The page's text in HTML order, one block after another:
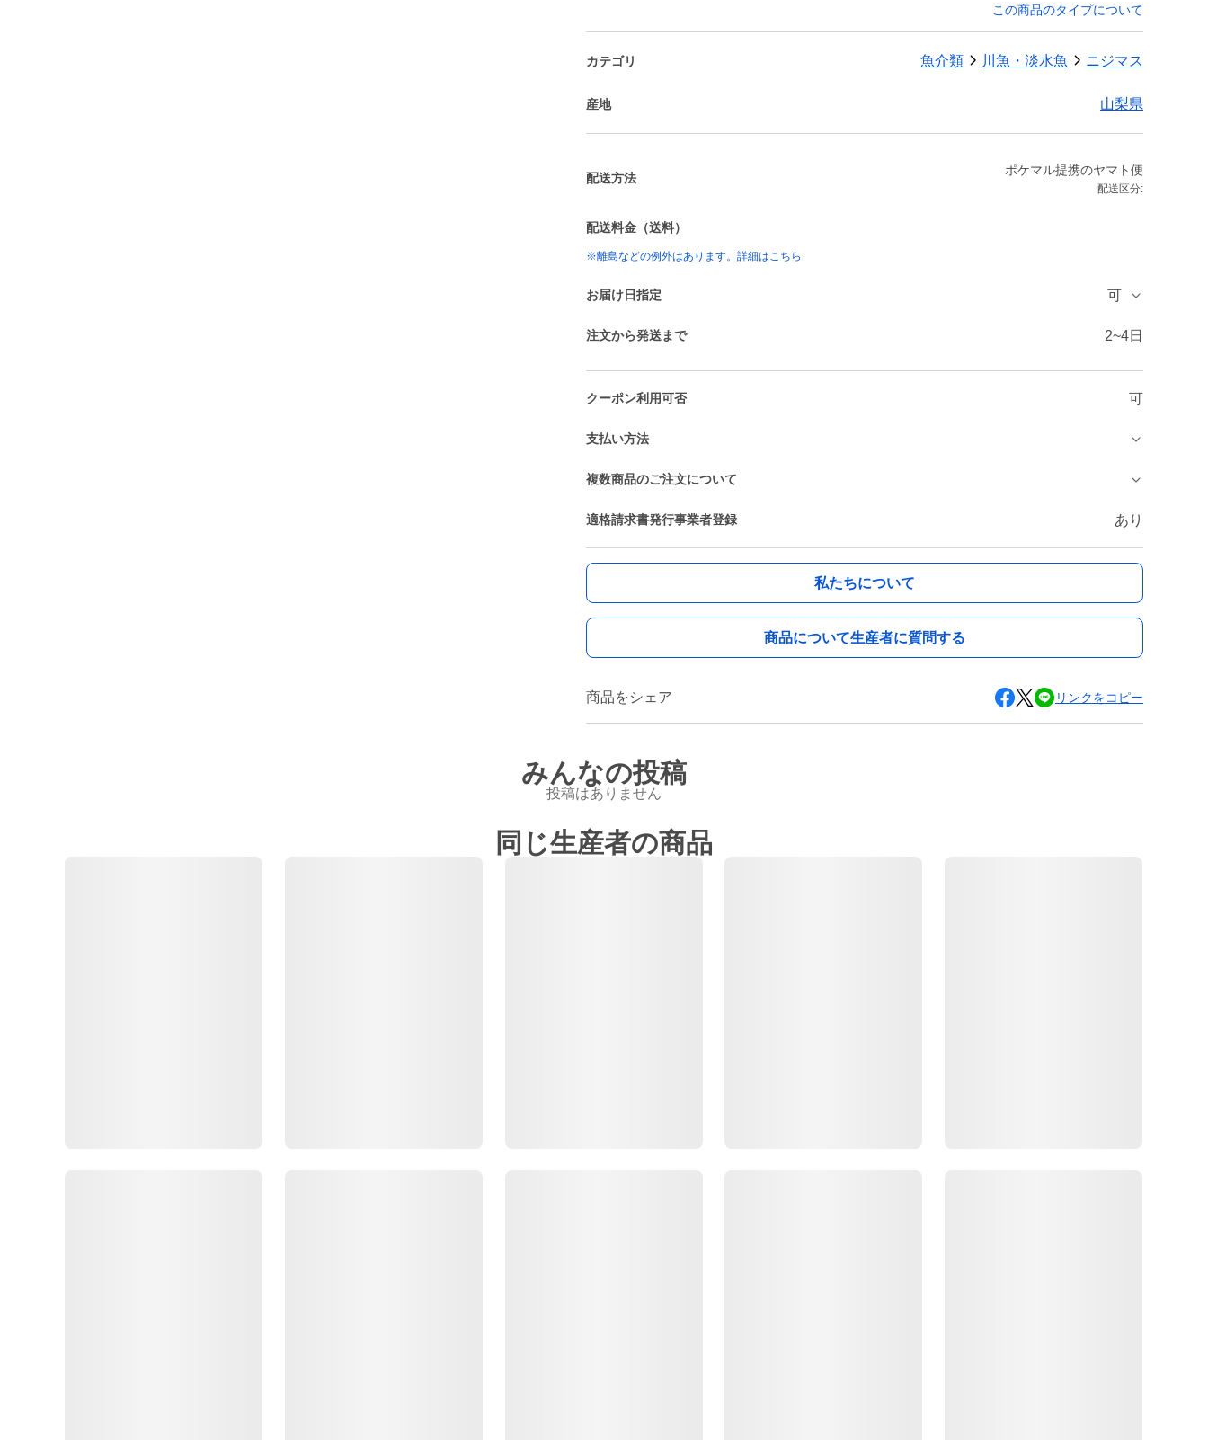
この商品のタイプについて
カテゴリ 魚介類 川魚・淡水魚 ニジマス
産地 山梨県
配送方法
ポケマル提携のヤマト便
配送区分:
配送料金（送料）
※離島などの例外はあります。詳細はこちら
お届け日指定 可
注文から発送まで 2~4日
クーポン利用可否 可
支払い方法
複数商品のご注文について
適格請求書発行事業者登録 あり
私たちについて
商品について生産者に質問する
商品をシェア リンクをコピー
みんなの投稿
投稿はありません
同じ生産者の商品